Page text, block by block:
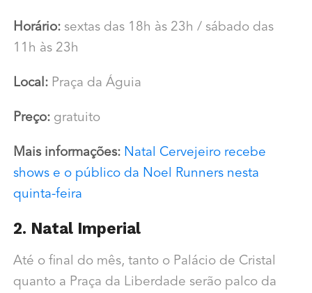
Horário: sextas das 18h às 23h / sábado das
11h às 23h
Local:Praça da Águia
Preço:gratuito
Mais informações: Natal Cervejeiro recebe
shows e o público da Noel Runners nesta
quinta-feira
2. Natal Imperial
Até o final do mês, tanto o Palácio de Cristal
quanto a Praça da Liberdade serão palco da